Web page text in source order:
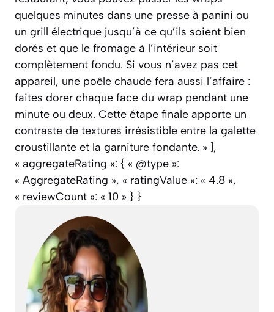
quelques minutes dans une presse à panini ou
un grill électrique jusqu’à ce qu’ils soient bien
dorés et que le fromage à l’intérieur soit
complètement fondu. Si vous n’avez pas cet
appareil, une poêle chaude fera aussi l’affaire :
faites dorer chaque face du wrap pendant une
minute ou deux. Cette étape finale apporte un
contraste de textures irrésistible entre la galette
croustillante et la garniture fondante. » ],
« aggregateRating »: { « @type »:
« AggregateRating », « ratingValue »: « 4.8 »,
« reviewCount »: « 10 » } }